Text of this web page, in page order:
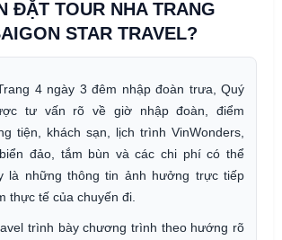
ĐẶT TOUR NHA TRANG
STAR TRAVEL?
4 ngày 3 đêm nhập đoàn trưa, Quý
tư vấn rõ về giờ nhập đoàn, điểm
tiện, khách sạn, lịch trình VinWonders,
đảo, tắm bùn và các chi phí có thể
là những thông tin ảnh hưởng trực tiếp
thực tế của chuyến đi.
trình bày chương trình theo hướng rõ